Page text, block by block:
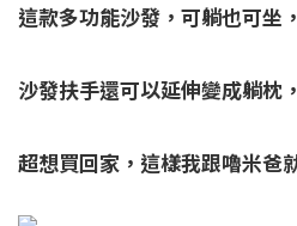
這款多功能沙發，可躺也可坐
沙發扶手還可以延伸變成躺枕
超想買回家，這樣我跟嚕米爸